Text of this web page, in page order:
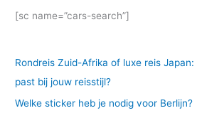
[sc name=”cars-search”]
Rondreis Zuid-Afrika of luxe reis
past bij jouw reisstijl?
Welke sticker heb je nodig voor Berlijn?